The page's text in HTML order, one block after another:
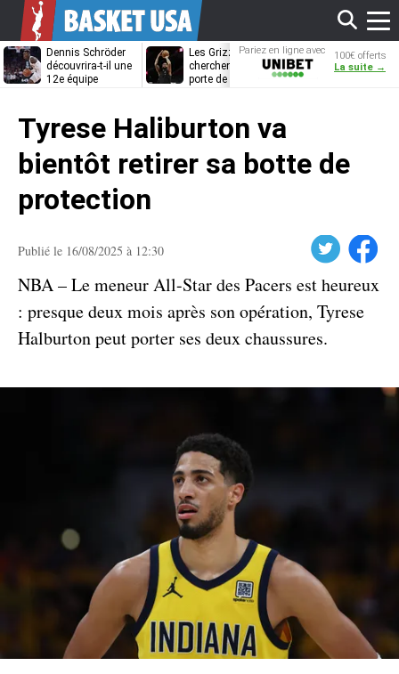
Dennis Schröder
découvrira-t-il une
12e équipe
Les Grizzlies
cherchent déjà une
porte de sortie
Dwane Casey
bientôt coach
Pariez en ligne avec
Unibet
100€ offerts
La suite →
Tyrese Haliburton va
bientôt retirer sa botte de
protection
Publié le 16/08/2025 à 12:30 Facebook
NBA – Le meneur All-Star des Pacers est heureux
: presque deux mois après son opération, Tyrese
Halburton peut porter ses deux chaussures.